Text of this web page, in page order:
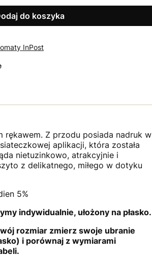
do koszyka
InPost
rękawem. Z przodu posiada nadruk w
aplikacji, która została
nietuzinkowo, atrakcyjnie i
z delikatnego, miłego w dotyku
5%
indywidualnie, ułożony na płasko.
rozmiar zmierz swoje ubranie
i porównaj z wymiarami